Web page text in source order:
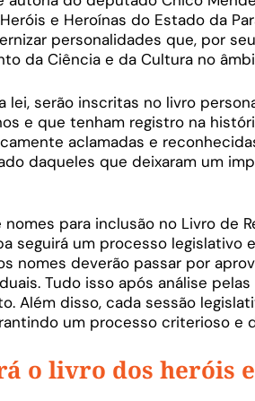
e Heroínas do Estado da
personalidades que, por
da Ciência e da Cultura no
lei, serão inscritas no livro
e que tenham registro na
aclamadas e
daqueles que deixaram um
para inclusão no Livro de
seguirá um processo
nomes deverão passar por
Tudo isso após análise
Além disso, cada sessão
um processo criterioso e
o livro dos heróis